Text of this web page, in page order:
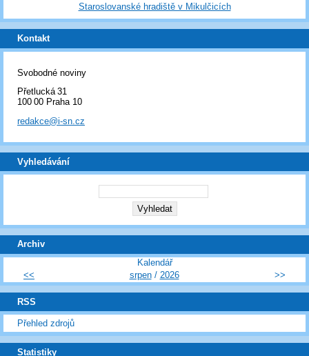
Staroslovanské hradiště v Mikulčicích
Kontakt
Svobodné noviny
Přetlucká 31
100 00 Praha 10
redakce@i-sn.cz
Vyhledávání
Archiv
Kalendář
<<
srpen/ 2026 >>
RSS
Přehled zdrojů
Statistiky